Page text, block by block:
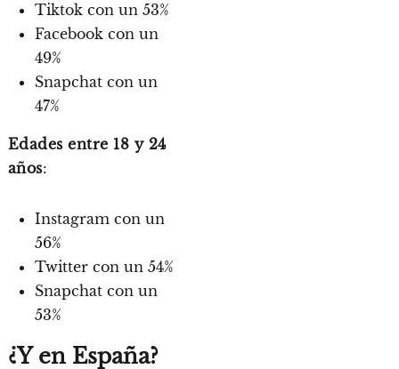
Tiktok con un 53%
Facebook con un
49%
Snapchat con un
47%
Edades entre 18 y 24
años:
Instagram con un
56%
Twitter con un 54%
Snapchat con un
53%
¿Y en España?